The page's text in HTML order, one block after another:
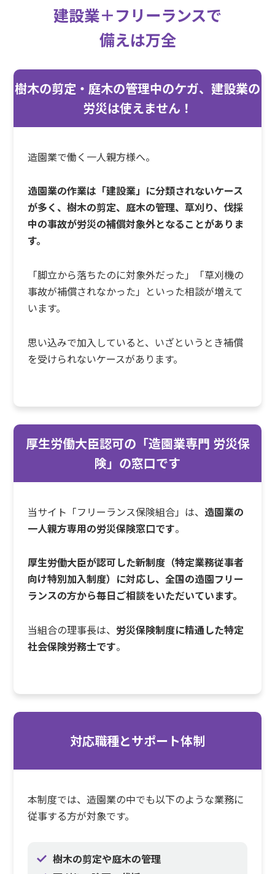
建設業＋フリーランスで
備えは万全
樹木の剪定・庭木の管理中のケガ、建設業の
労災は使えません！
造園業で働く一人親方様へ。
造園業の作業は「建設業」に分類されないケース
が多く、樹木の剪定、庭木の管理、草刈り、伐採
中の事故が労災の補償対象外となることがありま
す。
「脚立から落ちたのに対象外だった」「草刈機の
事故が補償されなかった」といった相談が増えて
います。
思い込みで加入していると、いざというとき補償
を受けられないケースがあります。
厚生労働大臣認可の「造園業専門 労災保
険」の窓口です
当サイト「フリーランス保険組合」は、 造園業の
一人親方専用の労災保険窓口です。
厚生労働大臣が認可した新制度（特定業務従事者
向け特別加入制度）に対応し、全国の造園フリー
ランスの方から毎日ご相談をいただいています。
当組合の理事長は、 労災保険制度に精通した特定
社会保険労務士です。
対応職種とサポート体制
本制度では、造園業の中でも以下のような業務に
従事する方が対象です。
樹木の剪定や庭木の管理